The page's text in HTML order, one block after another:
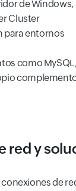
de Windows,
Cluster
para entornos
como
red y
de